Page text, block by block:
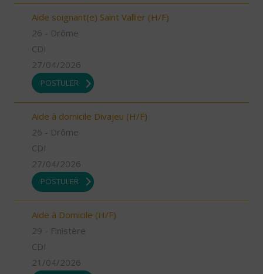
Aide soignant(e) Saint Vallier (H/F)
26 - Drôme
CDI
27/04/2026
POSTULER
Aide à domicile Divajeu (H/F)
26 - Drôme
CDI
27/04/2026
POSTULER
Aide à Domicile (H/F)
29 - Finistère
CDI
21/04/2026